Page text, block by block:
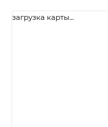
загрузка карты...